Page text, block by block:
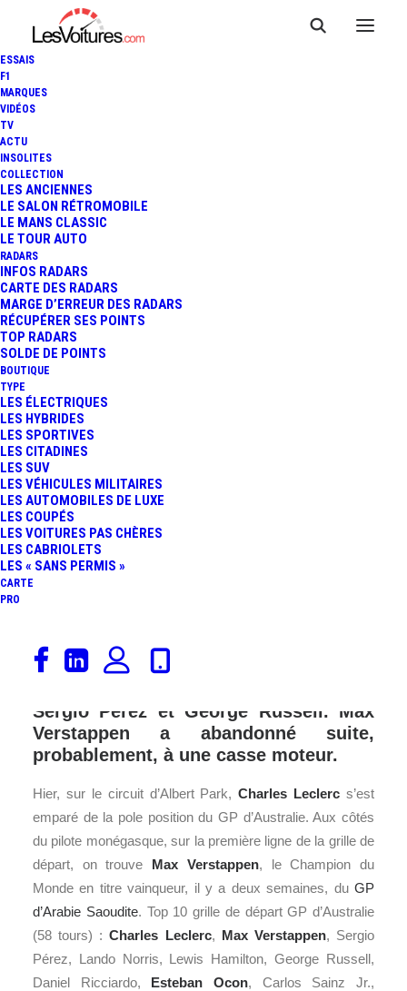
ESSAIS
F1
MARQUES
VIDÉOS
TV
ACTU
INSOLITES
COLLECTION
LES ANCIENNES
LE SALON RÉTROMOBILE
LE MANS CLASSIC
LE TOUR AUTO
RADARS
INFOS RADARS
CARTE DES RADARS
MARGE D’ERREUR DES RADARS
RÉCUPÉRER SES POINTS
TOP RADARS
SOLDE DE POINTS
BOUTIQUE
TYPE
LES ÉLECTRIQUES
LES HYBRIDES
LES SPORTIVES
LES CITADINES
LES SUV
LES VÉHICULES MILITAIRES
LES AUTOMOBILES DE LUXE
LES COUPÉS
LES VOITURES PAS CHÈRES
LES CABRIOLETS
LES « SANS PERMIS »
CARTE
PRO
CHARLES LECLERC
8 Minutes
Charles Leclerc s’impose à l’arrivée du
GP d’Australie. Sous le drapeau à
Sergio Pérez et George Russell. Max
Verstappen a abandonné suite,
probablement, à une casse moteur.
Hier, sur le circuit d’Albert Park,Charles Leclerc s’est
emparé de la pole position du GP d’Australie. Aux côtés
du pilote monégasque, sur la première ligne de la grille de
départ, on trouve Max Verstappen, le Champion du
Monde en titre vainqueur, il y a deux semaines, du GP
d’Arabie Saoudite. Top 10 grille de départ GP d’Australie
(58 tours) :Charles Leclerc, Max Verstappen, Sergio
Pérez, Lando Norris, Lewis Hamilton, George Russell,
Daniel Ricciardo, Esteban Ocon, Carlos Sainz Jr.,